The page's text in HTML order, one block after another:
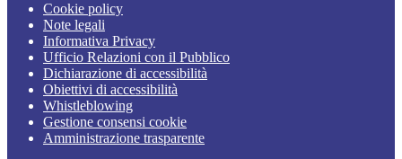
Cookie policy
Note legali
Informativa Privacy
Ufficio Relazioni con il Pubblico
Dichiarazione di accessibilità
Obiettivi di accessibilità
Whistleblowing
Gestione consensi cookie
Amministrazione trasparente